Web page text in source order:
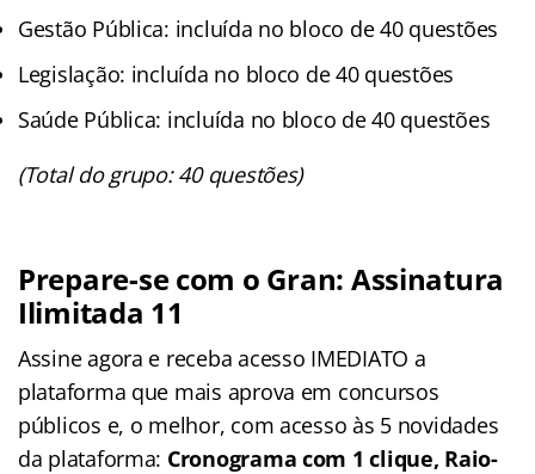
Gestão Pública: incluída no bloco de 40 questões
Legislação: incluída no bloco de 40 questões
Saúde Pública: incluída no bloco de 40 questões
(Total do grupo: 40 questões)
Prepare-se com o Gran: Assinatura
Ilimitada 11
Assine agora e receba acesso IMEDIATO a
plataforma que mais aprova em concursos
públicos e, o melhor, com acesso às 5 novidades
da plataforma: Cronograma com 1 clique, Raio-